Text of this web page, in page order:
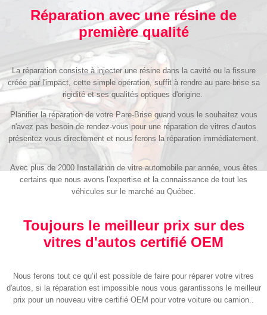
Réparation avec une résine de
première qualité
La réparation consiste à injecter une résine dans la cavité ou la fissure
créée par l'impact, cette simple opération, suffit à rendre au pare-brise sa
rigidité et ses qualités optiques d'origine.
Planifier la réparation de votre Pare-Brise quand vous le souhaitez vous
n'avez pas besoin de rendez-vous pour une réparation de vitres d'autos
présentez vous directement et nous ferons la réparation immédiatement.
Avec plus de 2000 Installation de vitre automobile par année, vous êtes
certains que nous avons l'expertise et la connaissance de tout les
véhicules sur le marché au Québec.
Toujours le meilleur prix sur des
vitres d'autos certifié OEM
Nous ferons tout ce qu’il est possible de faire pour réparer votre vitres
d'autos, si la réparation est impossible nous vous garantissons le meilleur
prix pour un nouveau vitre certifié OEM pour votre voiture ou camion..